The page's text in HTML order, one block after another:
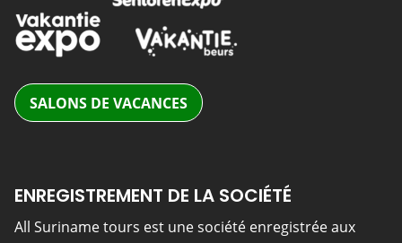
SALONS DE VACANCES
ENREGISTREMENT DE LA SOCIÉTÉ
All Suriname tours est une société enregistrée aux